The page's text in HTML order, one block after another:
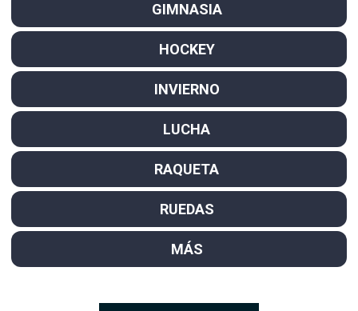
GIMNASIA
HOCKEY
INVIERNO
LUCHA
RAQUETA
RUEDAS
MÁS